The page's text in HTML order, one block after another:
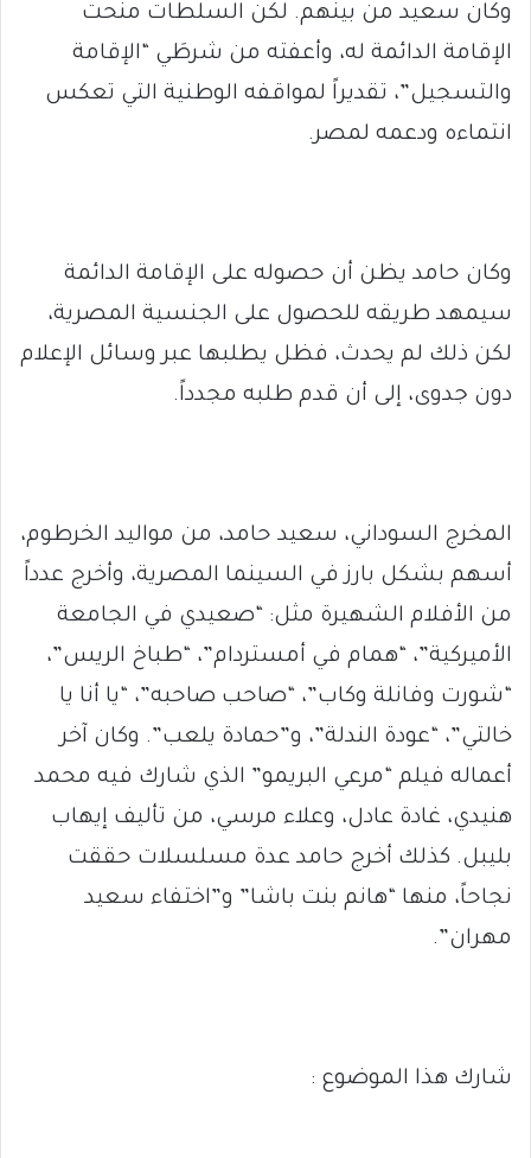
وكان سعيد من بينهم. لكن السلطات منحت
الإقامة الدائمة له، وأعفته من شرطَي “الإقامة
والتسجيل”، تقديراً لمواقفه الوطنية التي تعكس
انتماءه ودعمه لمصر.
وكان حامد يظن أن حصوله على الإقامة الدائمة
سيمهد طريقه للحصول على الجنسية المصرية،
لكن ذلك لم يحدث، فظل يطلبها عبر وسائل الإعلام
دون جدوى، إلى أن قدم طلبه مجدداً.
المخرج السوداني، سعيد حامد، من مواليد الخرطوم،
أسهم بشكل بارز في السينما المصرية، وأخرج عدداً
من الأفلام الشهيرة مثل: “صعيدي في الجامعة
الأميركية”، “همام في أمستردام”، “طباخ الريس”،
“شورت وفانلة وكاب”، “صاحب صاحبه”، “يا أنا يا
خالتي”، “عودة الندلة”، و”حمادة يلعب”. وكان آخر
أعماله فيلم “مرعي البريمو” الذي شارك فيه محمد
هنيدي، غادة عادل، وعلاء مرسي، من تأليف إيهاب
بليبل. كذلك أخرج حامد عدة مسلسلات حققت
نجاحاً، منها “هانم بنت باشا” و”اختفاء سعيد
مهران”.
شارك هذا الموضوع :